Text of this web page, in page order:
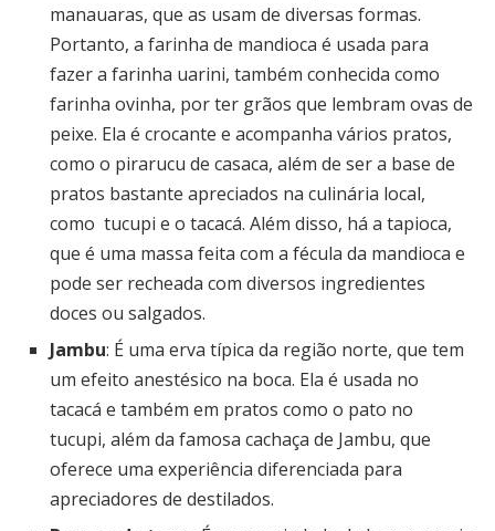
manauaras, que as usam de diversas formas.
Portanto, a farinha de mandioca é usada para
fazer a farinha uarini, também conhecida como
farinha ovinha, por ter grãos que lembram ovas de
peixe. Ela é crocante e acompanha vários pratos,
como o pirarucu de casaca, além de ser a base de
pratos bastante apreciados na culinária local,
como tucupi e o tacacá. Além disso, há a tapioca,
que é uma massa feita com a fécula da mandioca e
pode ser recheada com diversos ingredientes
doces ou salgados.
Jambu: É uma erva típica da região norte, que tem
um efeito anestésico na boca. Ela é usada no
tacacá e também em pratos como o pato no
tucupi, além da famosa cachaça de Jambu, que
oferece uma experiência diferenciada para
apreciadores de destilados.